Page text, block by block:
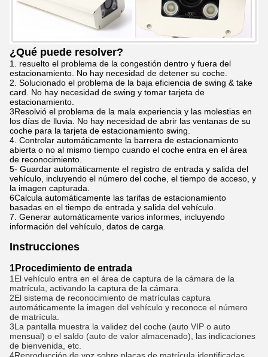
¿Qué puede resolver?
1. resuelto el problema de la congestión dentro y fuera del
estacionamiento. No hay necesidad de detener su coche.
2. Solucionado el problema de la baja eficiencia de swing & take
card. No hay necesidad de swing y tomar tarjeta de
estacionamiento.
3Resolvió el problema de la mala experiencia y las molestias en
los días de lluvia. No hay necesidad de abrir las ventanas de su
coche para la tarjeta de estacionamiento swing.
4. Controlar automáticamente la barrera de estacionamiento
abierta o no al mismo tiempo cuando el coche entra en el área
de reconocimiento.
5- Guardar automáticamente el registro de entrada y salida del
vehículo, incluyendo el número del coche, el tiempo de acceso, y
la imagen capturada.
6Calcula automáticamente las tarifas de estacionamiento
basadas en el tiempo de entrada y salida del vehículo.
7. Generar automáticamente varios informes, incluyendo
información del vehículo, datos de carga.
Instrucciones
1Procedimiento de entrada
1El vehículo entra en el área de captura de la cámara de la
matrícula, activando la captura de la cámara.
2El sistema de reconocimiento de matrículas captura
automáticamente la imagen del vehículo y reconoce el número
de matrícula.
3La pantalla muestra la validez del coche (auto VIP o auto
mensual) o el saldo (auto de valor almacenado), las indicaciones
de bienvenida, etc.